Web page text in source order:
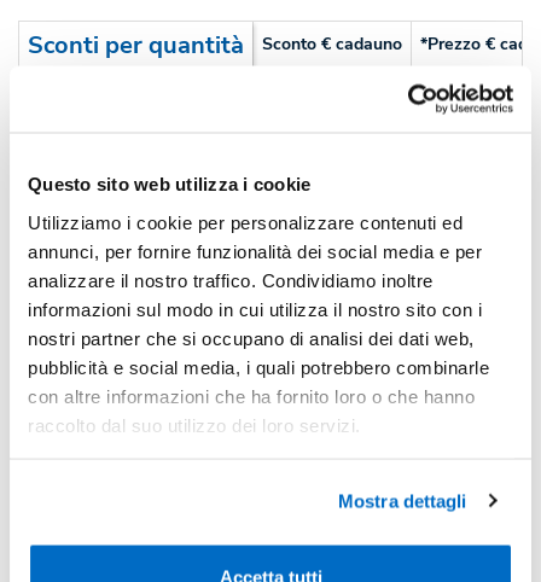
Questo sito web utilizza i cookie
Utilizziamo i cookie per personalizzare contenuti ed
annunci, per fornire funzionalità dei social media e per
analizzare il nostro traffico. Condividiamo inoltre
informazioni sul modo in cui utilizza il nostro sito con i
nostri partner che si occupano di analisi dei dati web,
pubblicità e social media, i quali potrebbero combinarle
con altre informazioni che ha fornito loro o che hanno
raccolto dal suo utilizzo dei loro servizi.
Mostra dettagli
Accetta tutti
Sconti per quantità Sconto € cadauno *Prezzo €
€ 3,91
Pezzi 300 -15%
Pezzi 500 -22% € 3,05
*Prezzi prodotto per quantità merce neutra e prezzi IVA
Non trovi la quantità in tabella? Calcola il preventivo
Quantità consigliata
300pz. Prezzo unitario: € 4,05 IVA incl.
Condividi